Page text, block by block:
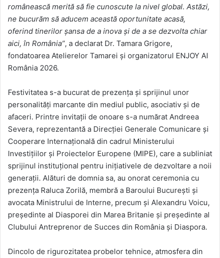
românească merită să fie cunoscute la nivel global. Astăzi,
ne bucurăm să aducem această oportunitate acasă,
oferind tinerilor șansa de a inova și de a se dezvolta chiar
aici, în România”, a declarat Dr. Tamara Grigore,
fondatoarea Atelierelor Tamarei și organizatorul ENJOY AI
România 2026.
Festivitatea s-a bucurat de prezența și sprijinul unor
personalități marcante din mediul public, asociativ și de
afaceri. Printre invitații de onoare s-a numărat Andreea
Severa, reprezentantă a Direcției Generale Comunicare și
Cooperare Internațională din cadrul Ministerului
Investițiilor și Proiectelor Europene (MIPE), care a subliniat
sprijinul instituțional pentru inițiativele de dezvoltare a noii
generații. Alături de domnia sa, au onorat ceremonia cu
prezența Raluca Zorilă, membră a Baroului București și
avocata Ministrului de Interne, precum și Alexandru Voicu,
președinte al Diasporei din Marea Britanie și președinte al
Clubului Antreprenor de Succes din România și Diaspora.
Dincolo de rigurozitatea probelor tehnice, atmosfera din